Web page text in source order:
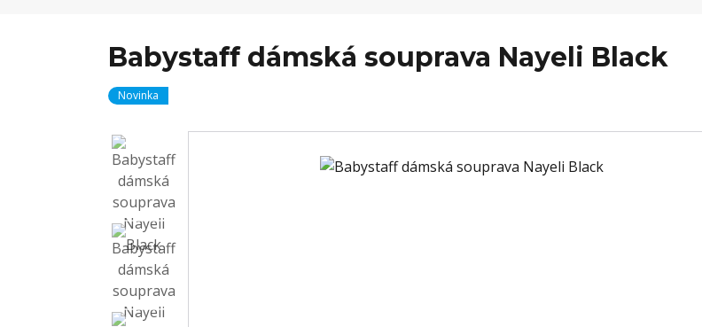
Babystaff dámská souprava Nayeli Black
Novinka